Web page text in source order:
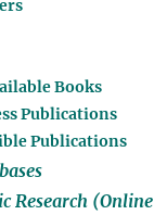
Books
Publications
Publications
Research (Online